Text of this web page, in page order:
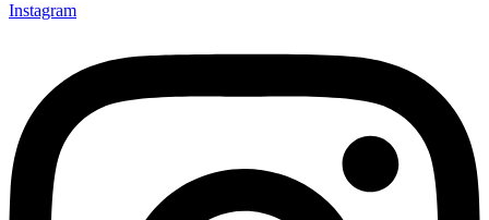
Instagram